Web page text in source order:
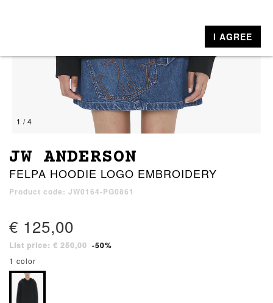
1 / 4
JW ANDERSON
FELPA HOODIE LOGO EMBROIDERY
Product code: JW0164-PG0861
€ 125,00
List price: € 250,00 -50%
1 color
I AGREE